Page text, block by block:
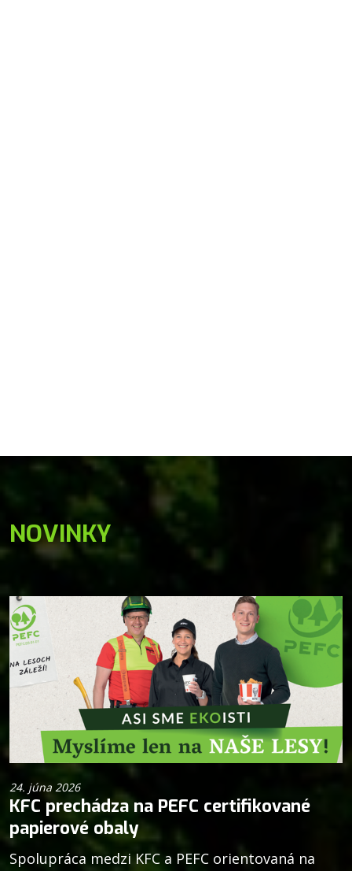
NOVINKY
24. júna 2026
KFC prechádza na PEFC certifikované
papierové obaly
Spolupráca medzi KFC a PEFC orientovaná na